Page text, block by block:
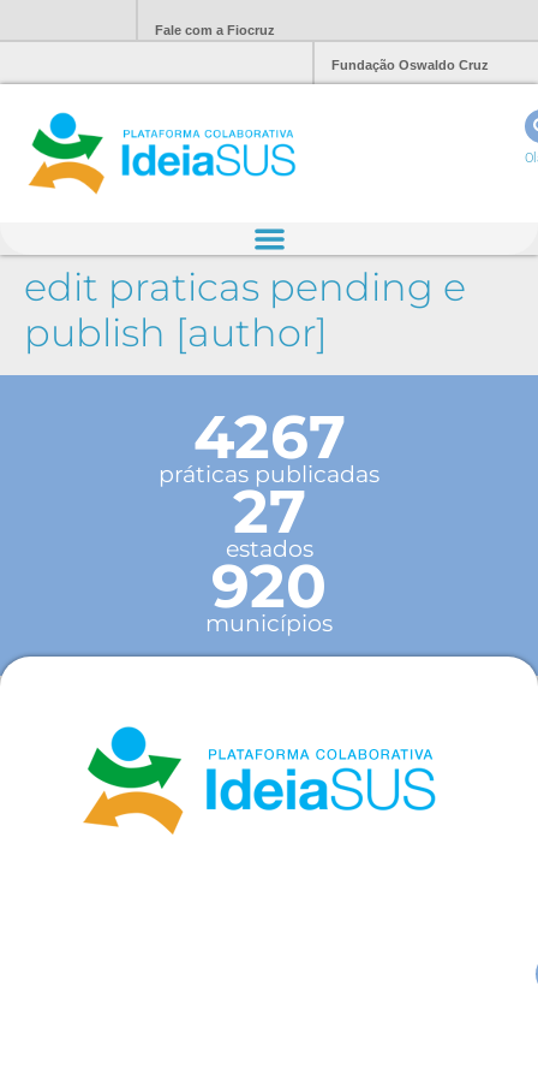
Fale com a Fiocruz
Fundação Oswaldo Cruz
edit praticas pending e
publish [author]
4267
práticas publicadas
27
estados
920
municípios